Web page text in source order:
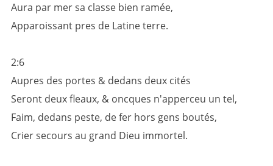
Aura par mer sa classe bien ramée,
Apparoissant pres de Latine terre.
2:6
Aupres des portes & dedans deux cités
Seront deux fleaux, & oncques n'apperceu un tel,
Faim, dedans peste, de fer hors gens boutés,
Crier secours au grand Dieu immortel.